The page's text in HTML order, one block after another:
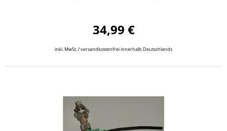
34,99 €
inkl. MwSt. / versandkostenfrei innerhalb Deutschlands